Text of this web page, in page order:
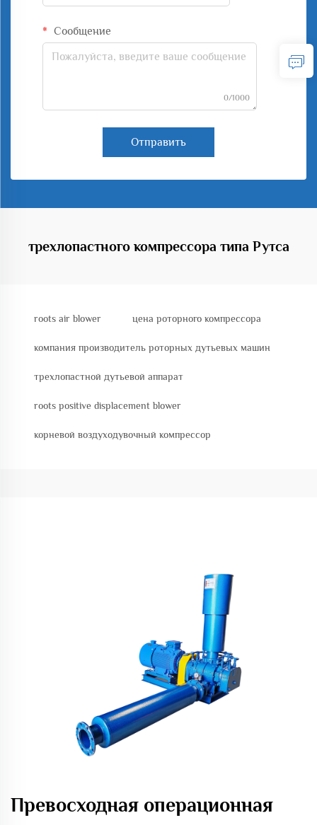
Сообщение
0/1000
Отправить
трехлопастного компрессора типа Рутса
roots air blower цена роторного компрессора
компания производитель роторных дутьевых машин
трехлопастной дутьевой аппарат
roots positive displacement blower
корневой воздуходувочный компрессор
Превосходная операционная